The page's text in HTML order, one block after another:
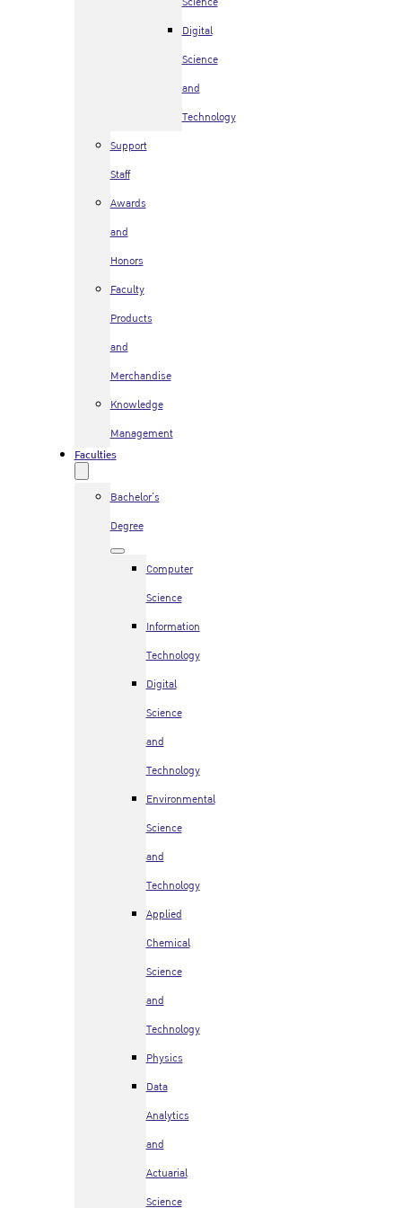
Digital
Science
and
Technology
Support
Staff
Awards
and
Honors
Faculty
Products
and
Merchandise
Knowledge
Management
Faculties
Bachelor’s
Degree
Computer
Science
Information
Technology
Digital
Science
and
Technology
Environmental
Science
and
Technology
Applied
Chemical
Science
and
Technology
Physics
Data
Analytics
and
Actuarial
Science